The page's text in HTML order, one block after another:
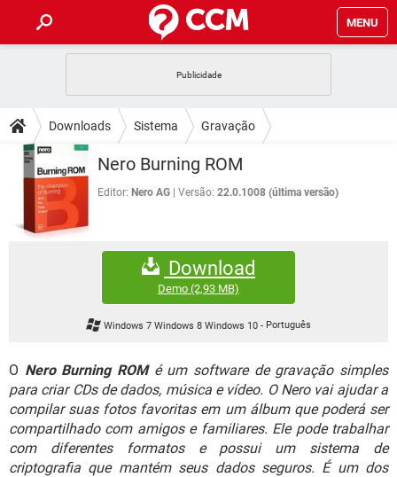
MENU
CELULAR FACEBOOK
OUTLOOK EXCEL
INSTAGRAM GMAIL
GUIA DE COMPRAS
DICAS
JOGOS WHATSAPP
CELULAR
OUTLOOK
INSTAGRAM
DOWNLOADS
JOGOS WHATSAPP
CELULAR
EXCEL
GMAIL
FÓRUM
JOGOS
FACEBOOK
EXCEL
GMAIL
WHATSAPP
INSTAGRAM GMAIL
GUIA DE COMPRAS
Downloads Sistema Gravação
Nero Burning ROM
Editor: Nero AG Versão: 22.0.1008 (última versão)
Download
Demo (2,93 MB)
Windows 7 Windows 8 Windows 10- Português
O Nero Burning ROMé um software de gravação simples
para criar CDs de dados, música e vídeo. O Nero vai ajudar a
compilar suas fotos favoritas em um álbum que poderá ser
compartilhado com amigos e familiares. Ele pode trabalhar
com diferentes formatos e possui um sistema de
criptografia que mantém seus dados seguros. É um dos